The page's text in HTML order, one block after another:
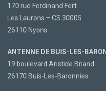
170 rue Ferdinand Fert
Les Laurons – CS 30005
26110 Nyons
ANTENNE DE BUIS-LES-
19 boulevard Aristide Briand
26170 Buis-Les-Baronnies